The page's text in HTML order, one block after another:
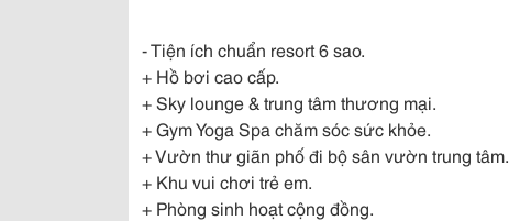
- Tiện ích chuẩn resort 6 sao.
+ Hồ bơi cao cấp.
+ Sky lounge & trung tâm thương mại.
+ Gym Yoga Spa chăm sóc sức khỏe.
+ Vườn thư giãn phố đi bộ sân vườn trung tâm.
+ Khu vui chơi trẻ em.
+ Phòng sinh hoạt cộng đồng.